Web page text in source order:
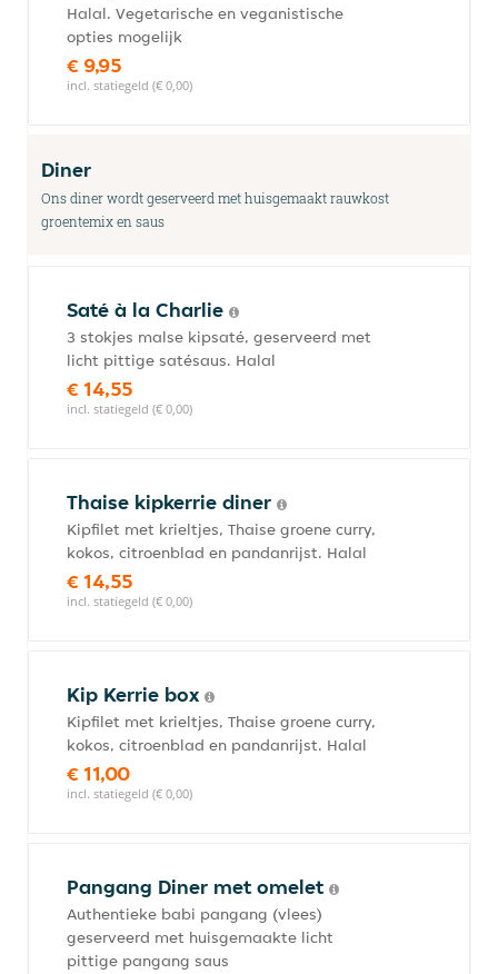
Halal. Vegetarische en veganistische
opties mogelijk
€ 9,95
incl. statiegeld (€ 0,00)
Diner
Ons diner wordt geserveerd met huisgemaakt rauwkost
groentemix en saus
Saté à la Charlie
3 stokjes malse kipsaté, geserveerd met
licht pittige satésaus. Halal
€ 14,55
incl. statiegeld (€ 0,00)
Thaise kipkerrie diner
Kipfilet met krieltjes, Thaise groene curry,
kokos, citroenblad en pandanrijst. Halal
€ 14,55
incl. statiegeld (€ 0,00)
Kip Kerrie box
Kipfilet met krieltjes, Thaise groene curry,
kokos, citroenblad en pandanrijst. Halal
€ 11,00
incl. statiegeld (€ 0,00)
Pangang Diner met omelet
Authentieke babi pangang (vlees)
geserveerd met huisgemaakte licht
pittige pangang saus